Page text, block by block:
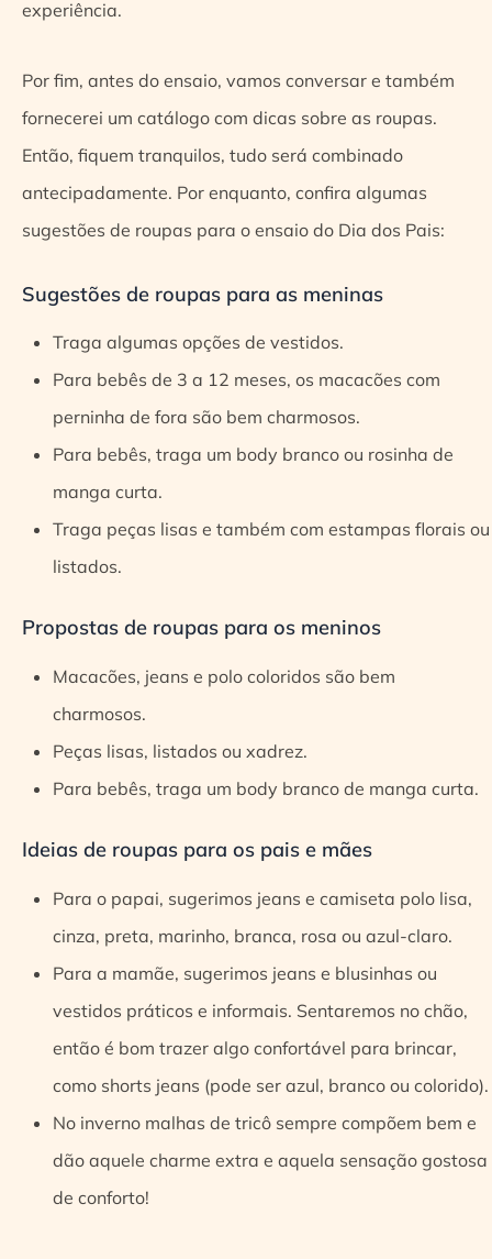
experiência.
Por fim, antes do ensaio, vamos conversar e também
fornecerei um catálogo com dicas sobre as roupas.
Então, fiquem tranquilos, tudo será combinado
antecipadamente. Por enquanto, confira algumas
sugestões de roupas para o ensaio do Dia dos Pais:
Sugestões de roupas para as meninas
Traga algumas opções de vestidos.
Para bebês de 3 a 12 meses, os macacões com
perninha de fora são bem charmosos.
Para bebês, traga um body branco ou rosinha de
manga curta.
Traga peças lisas e também com estampas florais ou
listados.
Propostas de roupas para os meninos
Macacões, jeans e polo coloridos são bem
charmosos.
Peças lisas, listados ou xadrez.
Para bebês, traga um body branco de manga curta.
Ideias de roupas para os pais e mães
Para o papai, sugerimos jeans e camiseta polo lisa,
cinza, preta, marinho, branca, rosa ou azul-claro.
Para a mamãe, sugerimos jeans e blusinhas ou
vestidos práticos e informais. Sentaremos no chão,
então é bom trazer algo confortável para brincar,
como shorts jeans (pode ser azul, branco ou colorido).
No inverno malhas de tricô sempre compõem bem e
dão aquele charme extra e aquela sensação gostosa
de conforto!